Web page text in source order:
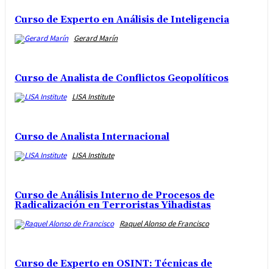
Curso de Experto en Análisis de Inteligencia
Gerard Marín
Curso de Analista de Conflictos Geopolíticos
LISA Institute
Curso de Analista Internacional
LISA Institute
Curso de Análisis Interno de Procesos de
Radicalización en Terroristas Yihadistas
Raquel Alonso de Francisco
Curso de Experto en OSINT: Técnicas de